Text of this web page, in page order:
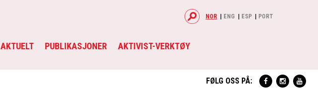
AKTUELT PUBLIKASJONER AKTIVIST-VERKTØY
NOR ENG ESP PORT
FØLG OSS PÅ: